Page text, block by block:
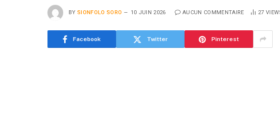
BY SIONFOLO SORO 10 JUIN 2026 AUCUN COMMENTAIRE 27
Facebook Twitter Pinterest